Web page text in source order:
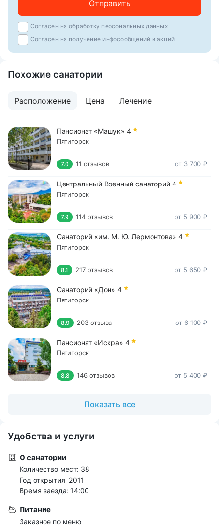
Отправить
Согласен на обработку персональных данных
Согласен на получение инфосообщений и акций
Похожие санатории
Расположение Цена Лечение
Пансионат «Машук» 4
Пятигорск
7.0 11 отзывов от 3 700 ₽
Центральный Военный санаторий 4
Пятигорск
7.9 114 отзывов от 5 900 ₽
Санаторий «им. М. Ю. Лермонтова» 4
Пятигорск
8.1 217 отзывов от 5 650 ₽
Санаторий «Дон» 4
Пятигорск
8.9 203 отзыва от 6 100 ₽
Пансионат «Искра» 4
Пятигорск
8.8 146 отзывов от 5 400 ₽
Показать все
Удобства и услуги
О санатории
Количество мест: 38
Год открытия: 2011
Время заезда: 14:00
Питание
Заказное по меню